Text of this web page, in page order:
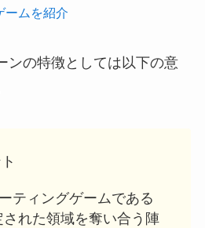
ームを紹介
ンの特徴としては以下の意
ティングゲームである
れた領域を奪い合う陣